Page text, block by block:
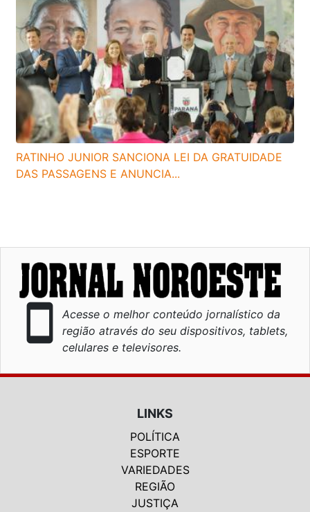
RATINHO JUNIOR SANCIONA LEI DA GRATUIDADE
DAS PASSAGENS E ANUNCIA...
smartphone
Acesse o melhor conteúdo jornalístico da
região através do seu dispositivos, tablets,
celulares e televisores.
LINKS
POLÍTICA
ESPORTE
VARIEDADES
REGIÃO
JUSTIÇA